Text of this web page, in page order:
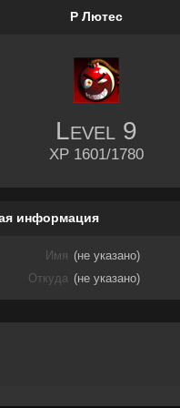
Р Лютес
Level 9
XP 1601/1780
информация
Имя (не указано)
Откуда (не указано)